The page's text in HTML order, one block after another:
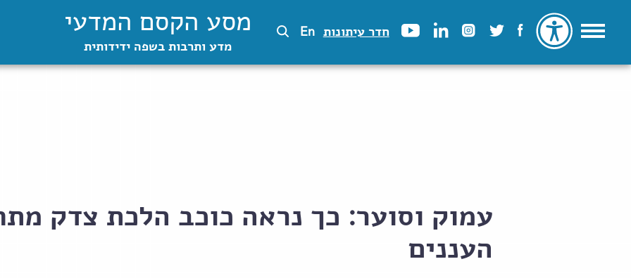
חדר עיתונות En מסע הקסם המדעי
מדע ותרבות בשפה ידידותית
עמוק וסוער: כך נראה כוכב הלכת צדק
העננים